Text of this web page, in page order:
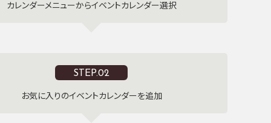
カレンダーメニューからイベントカレンダー選択
STEP.02
お気に入りのイベントカレンダーを追加